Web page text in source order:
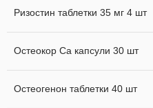
Ризостин таблетки 35 мг 4 шт
Остеокор Cа капсули 30 шт
Остеогенон таблетки 40 шт